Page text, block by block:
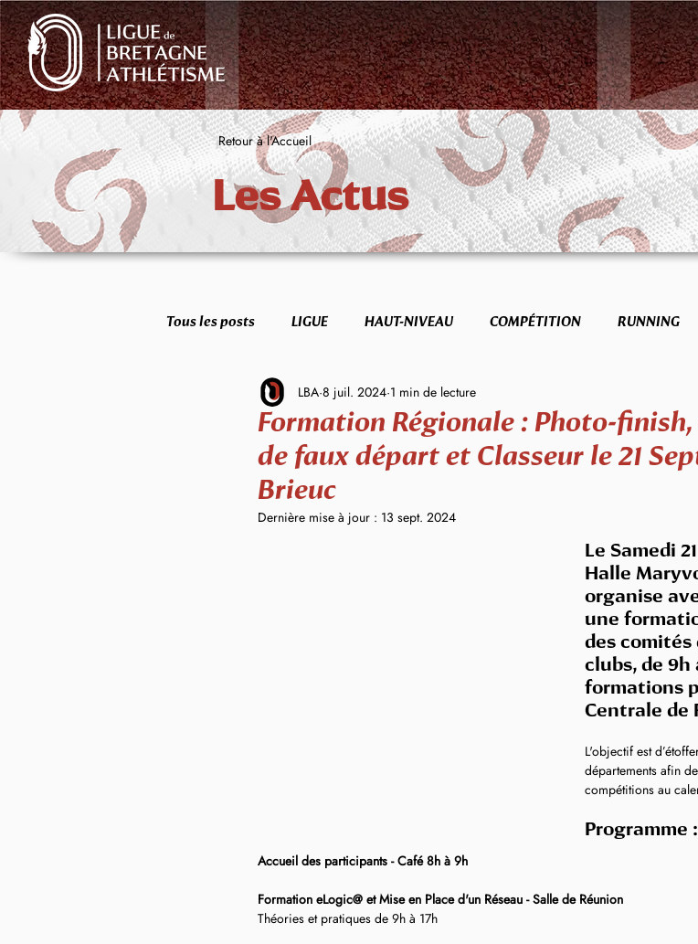
Retour à l'Accueil
Les Actus
Tous les posts LIGUE HAUT-NIVEAU COMPÉTITION RUNNING
FORME & SANTÉ ETR
Formation Régionale : Photo-finish,
de faux départ et Classeur le 21
Brieuc
LBA 8 juil. 2024 1 min de lecture
Dernière mise à jour : 13 sept. 2024
Le Samedi
Halle
organise
une
des
clubs, de 9h
formations
Centrale de
L'objectif est
départements afin
compétitions au
Programme :
Accueil des participants - Café 8h à 9h
Formation eLogic@ et Mise en Place d'un Réseau - Salle de Réunion
Théories et pratiques de 9h à 17h